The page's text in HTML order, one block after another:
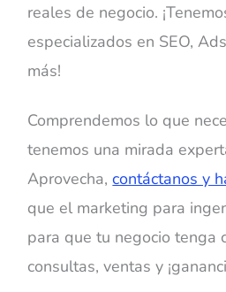
reales de negocio.
especializados en SEO,
más!
Comprendemos lo que
tenemos una mirada
Aprovecha,contáctanos y
que el marketing para
para que tu negocio tenga
consultas, ventas y